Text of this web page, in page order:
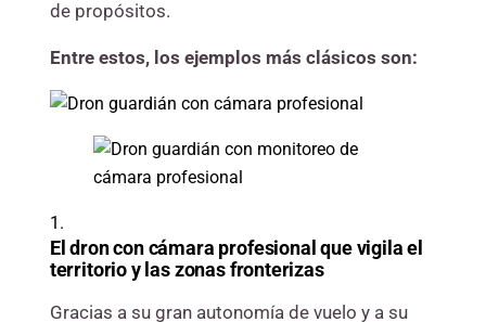
de propósitos.
Entre estos, los ejemplos más clásicos son:
1.
Eldron con cámara profesional quevigila el
territorio y las zonas fronterizas
Gracias a su gran autonomía de vuelo y a su